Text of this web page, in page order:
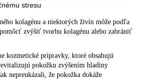
stresu
kolagénu a niektorých živín môže podľa
pomôcť zvýšiť tvorbu kolagénu alebo zabrániť
kozmetické prípravky, ktoré obsahujú
pokožku zvýšením hladiny
nepreukázali, že pokožka dokáže